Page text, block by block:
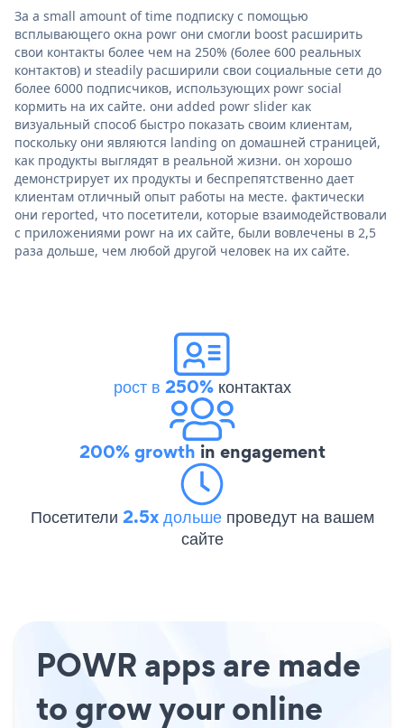
За a small amount of time подписку с помощью
всплывающего окна powr они смогли boost расширить
свои контакты более чем на 250% (более 600 реальных
контактов) и steadily расширили свои социальные сети до
более 6000 подписчиков, использующих powr social
кормить на их сайте. они added powr slider как
визуальный способ быстро показать своим клиентам,
поскольку они являются landing on домашней страницей,
как продукты выглядят в реальной жизни. он хорошо
демонстрирует их продукты и беспрепятственно дает
клиентам отличный опыт работы на месте. фактически
они reported, что посетители, которые взаимодействовали
с приложениями powr на их сайте, были вовлечены в 2,5
раза дольше, чем любой другой человек на их сайте.
рост в 250%контактах
200% growth in engagement
Посетители 2.5x дольше проведут на вашем
сайте
POWR apps are made
to grow your online